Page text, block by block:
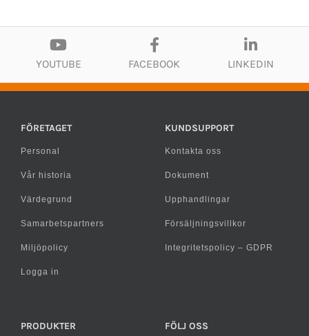
YOUTUBE FACEBOOK LINKEDIN
FÖRETAGET
Personal
Vår historia
Värdegrund
Samarbetspartners
Miljöpolicy
Logga in
KUNDSUPPORT
Kontakta oss
Dokument
Upphandlingar
Försäljningsvillkor
Integritetspolicy – GDPR
PRODUKTER FÖLJ OSS